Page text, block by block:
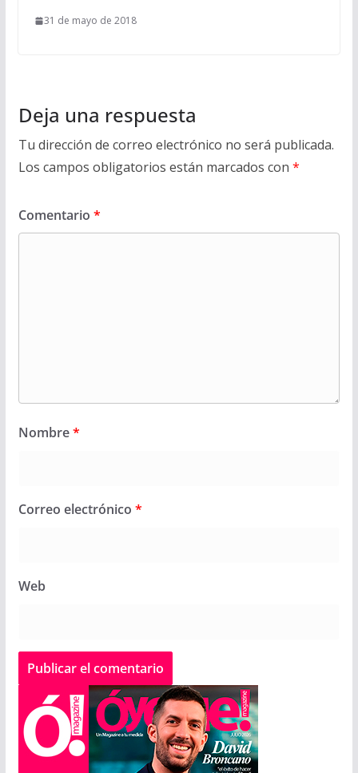
31 de mayo de 2018
Deja una respuesta
Tu dirección de correo electrónico no será publicada.
Los campos obligatorios están marcados con *
Comentario *
Nombre*
Correo electrónico *
Web